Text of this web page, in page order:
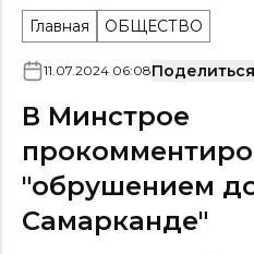
Главная ОБЩЕСТВО
11.07.2024 06:08Поделиться
В Минстрое
"обрушением
Самарканде"